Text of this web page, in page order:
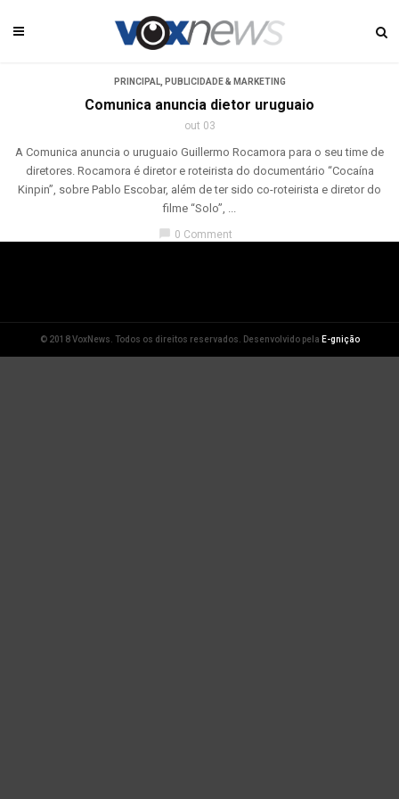
PRINCIPAL, PUBLICIDADE & MARKETING
Comunica anuncia dietor uruguaio
out 03
A Comunica anuncia o uruguaio Guillermo Rocamora para o seu time de
diretores. Rocamora é diretor e roteirista do documentário “Cocaína
Kinpin”, sobre Pablo Escobar, além de ter sido co-roteirista e diretor do
filme “Solo”, ...
chat_bubble 0 Comment
© 2018 VoxNews. Todos os direitos reservados. Desenvolvido pela E-gnição